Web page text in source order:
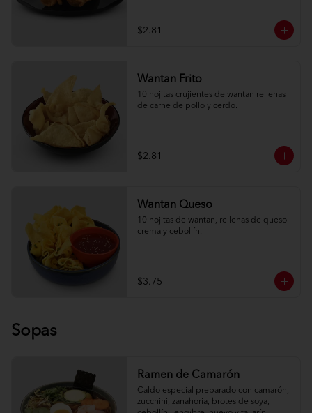
$2.81
Wantan Frito
10 hojitas crujientes de wantan rellenas
de carne de pollo y cerdo.
$2.81
Wantan Queso
10 hojitas de wantan, rellenas de queso
crema y cebollín.
$3.75
Sopas
Ramen de Camarón
Caldo especial preparado con camarón,
zucchini, zanahoria, brotes de soya,